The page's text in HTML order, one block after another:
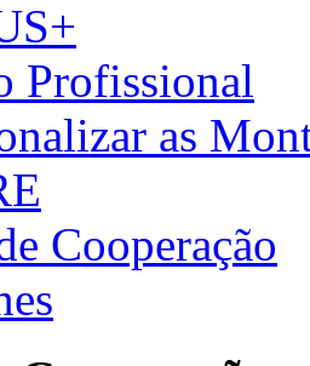
Profissional
as
Cooperação